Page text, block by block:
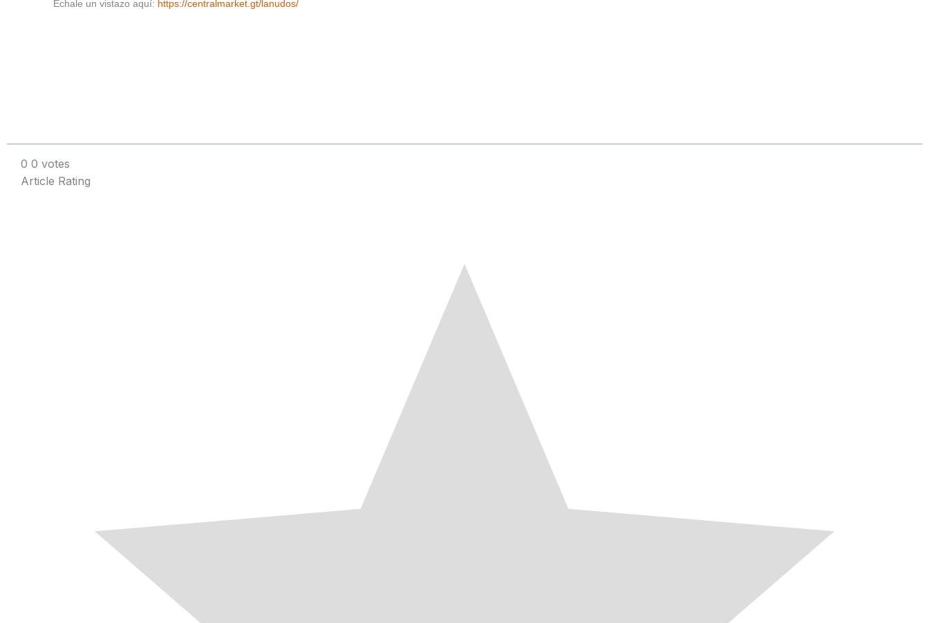
Echale un vistazo aquí: https://centralmarket.gt/lanudos/
0 0 votes
Article Rating